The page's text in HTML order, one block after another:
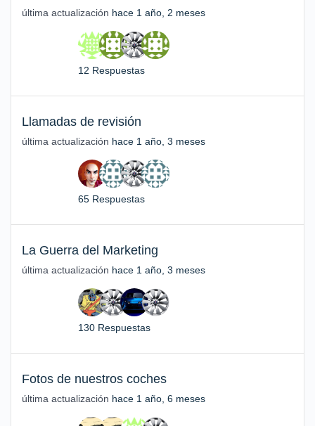
última actualización hace 1 año, 2 meses
12 Respuestas
Llamadas de revisión
última actualización hace 1 año, 3 meses
65 Respuestas
La Guerra del Marketing
última actualización hace 1 año, 3 meses
130 Respuestas
Fotos de nuestros coches
última actualización hace 1 año, 6 meses